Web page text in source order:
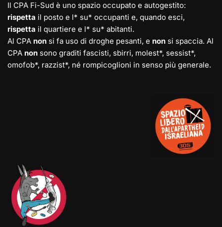
Il CPA Fi-Sud è uno spazio occupato e autogestito:
rispetta il posto e l* su* occupanti e, quando esci,
rispetta il quartiere e l* su* abitanti.
Al CPA non si fa uso di droghe pesanti, e non si spaccia. Al
CPA non sono graditi fascisti, sbirri, molest*, sessist*,
omofob*, razzist*, né rompicoglioni in senso più generale.